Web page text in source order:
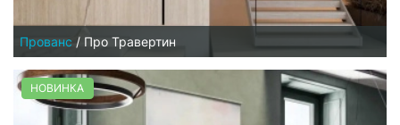
Прованс / Про Травертин
НОВИНКА